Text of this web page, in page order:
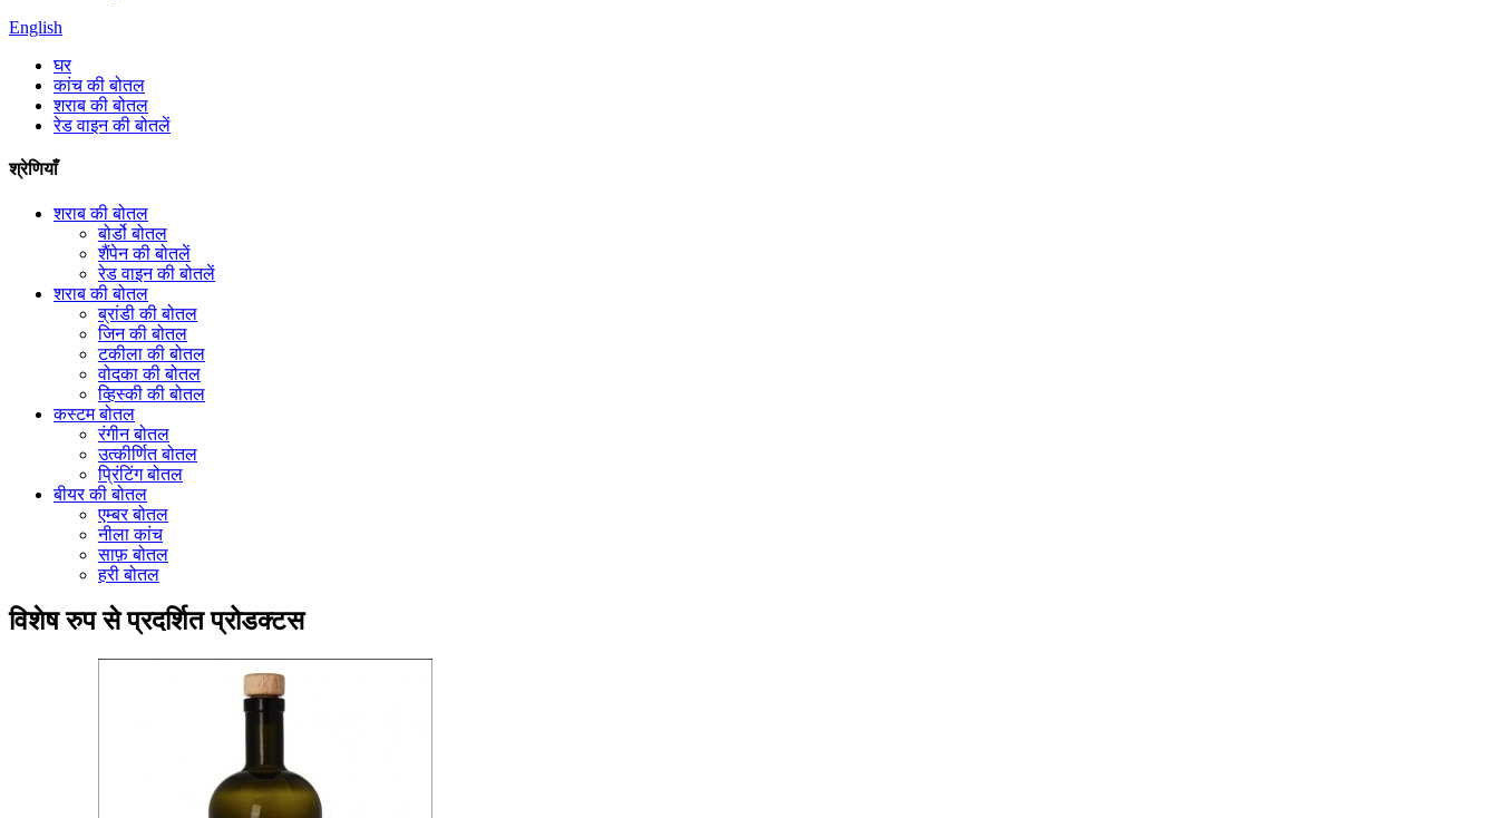
English
घर
कांच की बोतल
शराब की बोतल
रेड वाइन की बोतलें
श्रेणियाँ
शराब की बोतल
बोर्डो बोतल
शैंपेन की बोतलें
रेड वाइन की बोतलें
शराब की बोतल
ब्रांडी की बोतल
जिन की बोतल
टकीला की बोतल
वोदका की बोतल
व्हिस्की की बोतल
कस्टम बोतल
रंगीन बोतल
उत्कीर्णित बोतल
प्रिंटिंग बोतल
बीयर की बोतल
एम्बर बोतल
नीला कांच
साफ़ बोतल
हरी बोतल
विशेष रुप से प्रदर्शित प्रोडक्टस